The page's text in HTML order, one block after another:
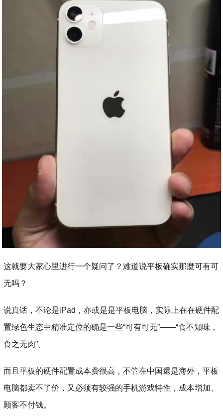
这就要大家心里进行一个疑问了？难道说平板确实那麼可有可
无吗？
说真话，不论是iPad，亦或是是平板电脑，实际上在在硬件配
置绿色生态中精准定位的确是一些“可有可无”——“食不知味，
食之无肉”。
而且平板的硬件配置成本费很高，不管在中国還是海外，平板
电脑都卖不了价，又必须有较强的手机游戏特性，成本增加、
顾客不付钱。